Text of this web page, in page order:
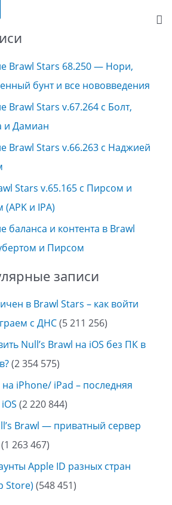
Brawl Stars 68.250 — Нори,
бунт и все нововведения
Brawl Stars v.67.264 с Болт,
и Дамиан
Brawl Stars v.66.263 с Наджией
Stars v.65.165 с Пирсом и
(APK и IPA)
баланса и контента в Brawl
и Пирсом
записи
в Brawl Stars – как войти
с ДНС(5 211 256)
Null’s Brawl на iOS без ПК в
(2 354 575)
на iPhone/ iPad – последняя
(2 220 844)
Brawl — приватный сервер
(1 263 467)
Apple ID разных стран
Store) (548 451)